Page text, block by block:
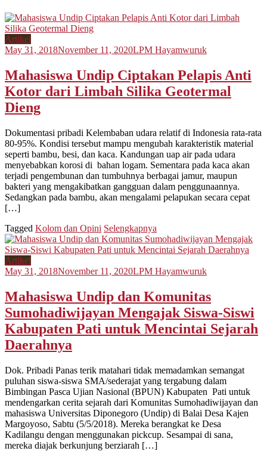
Artikel
May 31, 2018November 11, 2020LPM Hayamwuruk
Mahasiswa Undip Ciptakan Pelapis Anti
Kotor dari Limbah Silika Geotermal
Dieng
Dokumentasi pribadi Kelembaban udara relatif di Indonesia rata-rata
80-95%. Kondisi tersebut mampu mengubah karakteristik material
seperti bambu, besi, dan kaca. Kandungan uap air pada udara
menyebabkan korosi di bahan logam. Sementara pada kaca akan
terjadi pengembunan dan tumbuhnya berbagai jamur, maupun
bakteri yang mengakibatkan gangguan dalam penggunaannya.
Sedangkan pada bambu, akan mengalami pelapukan secara cepat
[…]
Tagged Kolom dan Opini Selengkapnya
Artikel
May 31, 2018November 11, 2020LPM Hayamwuruk
Mahasiswa Undip dan Komunitas
Sumohadiwijayan Mengajak Siswa-Siswi
Kabupaten Pati untuk Mencintai Sejarah
Daerahnya
Dok. Pribadi Panas terik matahari tidak memadamkan semangat
puluhan siswa-siswa SMA/sederajat yang tergabung dalam
Bimbingan Pasca Ujian Nasional (BPUN) Kabupaten Pati untuk
mendengarkan cerita sejarah dari Komunitas Sumohadiwijayan dan
mahasiswa Universitas Diponegoro (Undip) di Balai Desa Kajen
Margoyoso, Sabtu (5/5/2018). Mereka berangkat ke Desa
Kadilangu dengan menggunakan pickcup. Sesampai di sana,
mereka diajak berkunjung berziarah […]